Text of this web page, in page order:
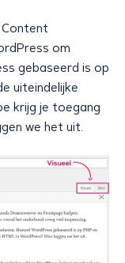
Content
om
gebaseerd is op
uiteindelijke
krijg je toegang
we het uit.